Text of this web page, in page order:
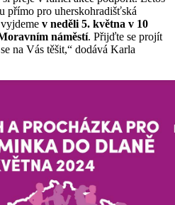
přímo pro uherskohradišťská
v neděli 5. května v 10
náměstí. Přijďte se projít
na Vás těšit,“ dodává Karla